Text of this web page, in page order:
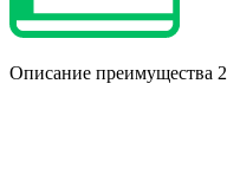
Описание преимущества 2